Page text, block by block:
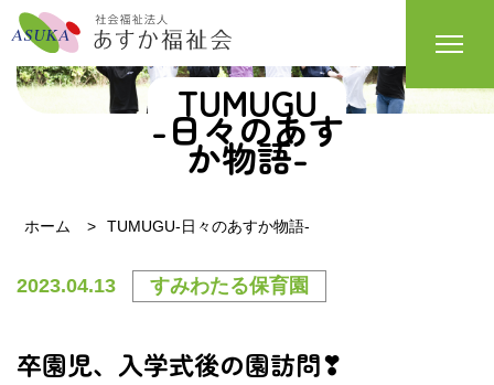
TUMUGU
-日々のあす
か物語-
ホーム TUMUGU-日々のあすか物語-
2023.04.13 すみわたる保育園
卒園児、入学式後の園訪問❣